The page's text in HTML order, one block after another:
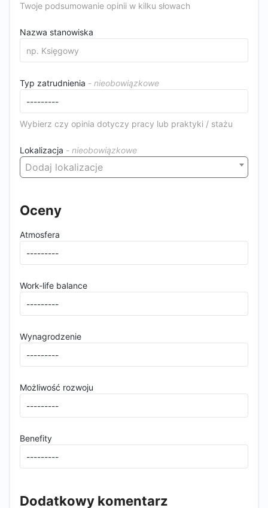
Twoje podsumowanie opinii w kilku słowach
Nazwa stanowiska
Typ zatrudnienia
Wybierz czy opinia dotyczy pracy lub praktyki / stażu
Lokalizacja
Dodaj lokalizacje
Oceny
Atmosfera
Work-life balance
Wynagrodzenie
Możliwość rozwoju
Benefity
Dodatkowy komentarz